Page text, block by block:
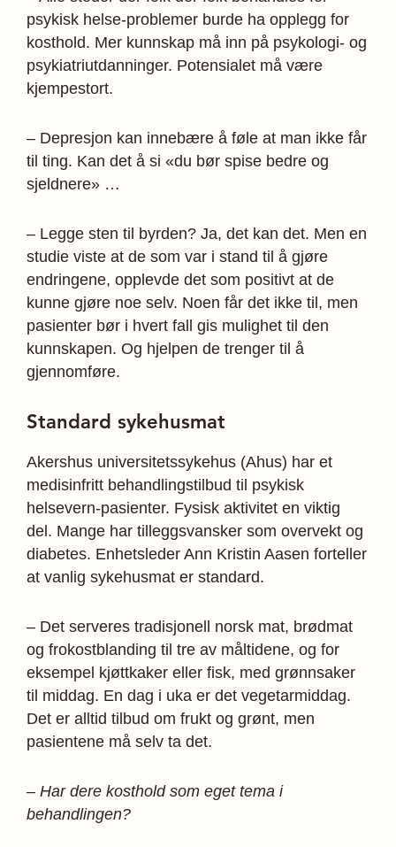
psykisk helse-problemer burde ha opplegg for
kosthold. Mer kunnskap må inn på psykologi- og
psykiatriutdanninger. Potensialet må være
kjempestort.
– Depresjon kan innebære å føle at man ikke får
til ting. Kan det å si «du bør spise bedre og
sjeldnere» …
– Legge sten til byrden? Ja, det kan det. Men en
studie viste at de som var i stand til å gjøre
endringene, opplevde det som positivt at de
kunne gjøre noe selv. Noen får det ikke til, men
pasienter bør i hvert fall gis mulighet til den
kunnskapen. Og hjelpen de trenger til å
gjennomføre.
Standard sykehusmat
Akershus universitetssykehus (Ahus) har et
medisinfritt behandlingstilbud til psykisk
helsevern-pasienter. Fysisk aktivitet en viktig
del. Mange har tilleggsvansker som overvekt og
diabetes. Enhetsleder Ann Kristin Aasen forteller
at vanlig sykehusmat er standard.
– Det serveres tradisjonell norsk mat, brødmat
og frokostblanding til tre av måltidene, og for
eksempel kjøttkaker eller fisk, med grønnsaker
til middag. En dag i uka er det vegetarmiddag.
Det er alltid tilbud om frukt og grønt, men
pasientene må selv ta det.
– Har dere kosthold som eget tema i
behandlingen?